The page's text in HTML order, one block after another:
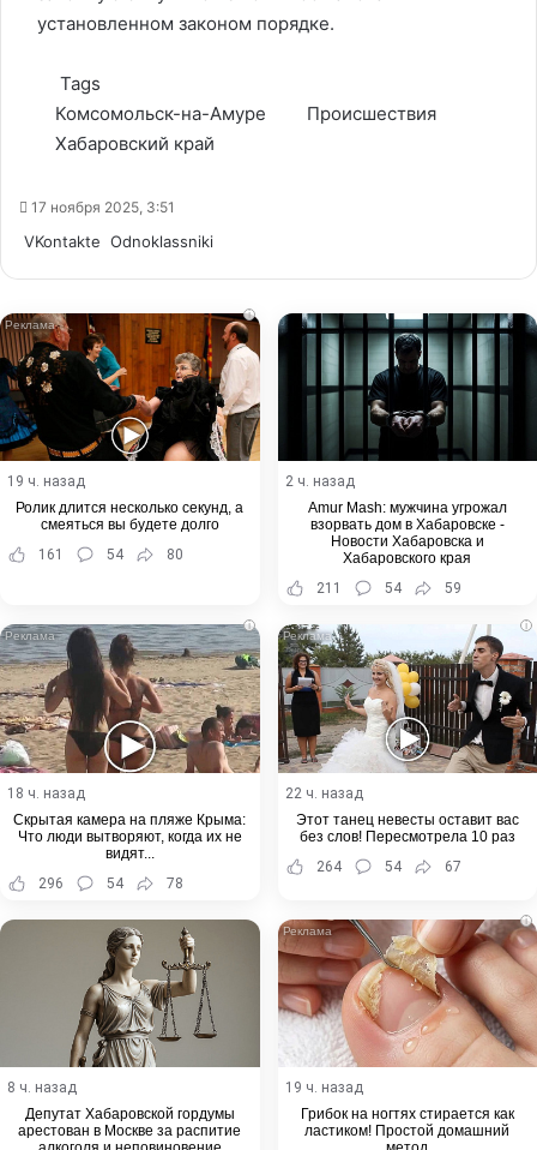
установленном законом порядке.
Tags
Комсомольск-на-Амуре
Происшествия
Хабаровский край
17 ноября 2025, 3:51
VKontakte Odnoklassniki
i
19 ч. назад
Ролик длится несколько секунд, а
смеяться вы будете долго
161
54 80
2 ч. назад
Amur Mash: мужчина угрожал
взорвать дом в Хабаровске -
Новости Хабаровска и
Хабаровского края
211
54 59
i
18 ч. назад
Скрытая камера на пляже Крыма:
Что люди вытворяют, когда их не
видят...
296
54 78
i
22 ч. назад
Этот танец невесты оставит вас
без слов! Пересмотрела 10 раз
264
54 67
8 ч. назад
Депутат Хабаровской гордумы
арестован в Москве за распитие
i
19 ч. назад
Грибок на ногтях стирается как
ластиком! Простой домашний